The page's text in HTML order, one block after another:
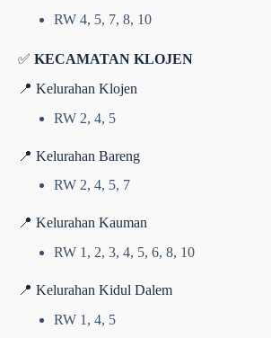
RW 4, 5, 7, 8, 10
✅ KECAMATAN KLOJEN
📍 Kelurahan Klojen
RW 2, 4, 5
📍 Kelurahan Bareng
RW 2, 4, 5, 7
📍 Kelurahan Kauman
RW 1, 2, 3, 4, 5, 6, 8, 10
📍 Kelurahan Kidul Dalem
RW 1, 4, 5